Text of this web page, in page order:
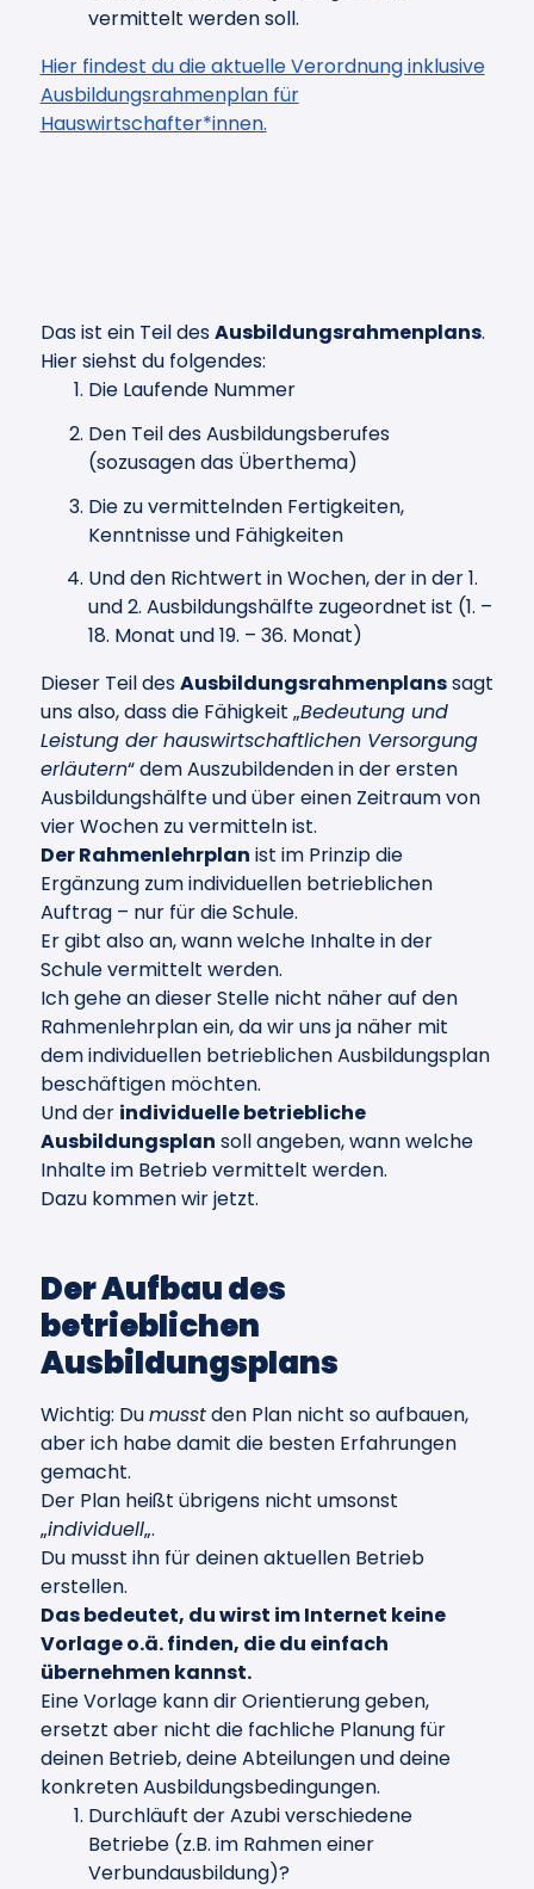
vermittelt werden soll.
Hier findest du die aktuelle Verordnung inklusive
Ausbildungsrahmenplan für
Hauswirtschafter*innen.
Das ist ein Teil desAusbildungsrahmenplans.
Hier siehst du folgendes:
Die Laufende Nummer
Den Teil des Ausbildungsberufes
(sozusagen das Überthema)
Die zu vermittelnden Fertigkeiten,
Kenntnisse und Fähigkeiten
Und den Richtwert in Wochen, der in der 1.
und 2. Ausbildungshälfte zugeordnet ist (1. –
18. Monat und 19. – 36. Monat)
Dieser Teil desAusbildungsrahmenplanssagt
uns also, dass die Fähigkeit „Bedeutung und
Leistung der hauswirtschaftlichen Versorgung
erläutern“ dem Auszubildenden in der ersten
Ausbildungshälfte und über einen Zeitraum von
vier Wochen zu vermitteln ist.
Der Rahmenlehrplan ist im Prinzip die
Ergänzung zum individuellen betrieblichen
Auftrag – nur für die Schule.
Er gibt also an, wann welche Inhalte in der
Schule vermittelt werden.
Ich gehe an dieser Stelle nicht näher auf den
Rahmenlehrplan ein, da wir uns ja näher mit
dem individuellen betrieblichen Ausbildungsplan
beschäftigen möchten.
Und der individuelle betriebliche
Ausbildungsplan soll angeben, wann welche
Inhalte im Betrieb vermittelt werden.
Dazu kommen wir jetzt.
Der Aufbau des
betrieblichen
Ausbildungsplans
Wichtig: Dumusstden Plan nicht so aufbauen,
aber ich habe damit die besten Erfahrungen
gemacht.
Der Plan heißt übrigens nicht umsonst
„individuell„.
Du musst ihn für deinen aktuellen Betrieb
erstellen.
Das bedeutet, du wirst im Internet keine
Vorlage o.ä. finden, die du einfach
übernehmen kannst.
Eine Vorlage kann dir Orientierung geben,
ersetzt aber nicht die fachliche Planung für
deinen Betrieb, deine Abteilungen und deine
konkreten Ausbildungsbedingungen.
Durchläuft der Azubi verschiedene
Betriebe (z.B. im Rahmen einer
Verbundausbildung)?